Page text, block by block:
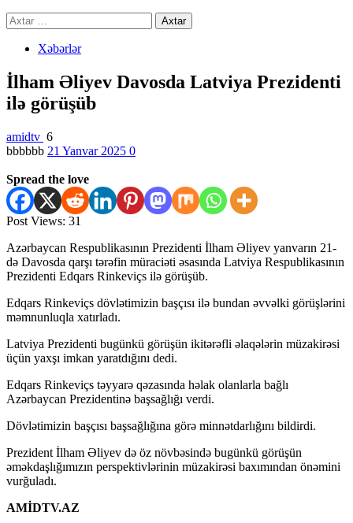
Axtarış:
Xəbərlər
İlham Əliyev Davosda Latviya Prezidenti
ilə görüşüb
amidtv 6
bbbbbb 21 Yanvar 2025 0
Spread the love
Post Views: 31
Azərbaycan Respublikasının Prezidenti İlham Əliyev yanvarın 21-
də Davosda qarşı tərəfin müraciəti əsasında Latviya Respublikasının
Prezidenti Edqars Rinkeviçs ilə görüşüb.
Edqars Rinkeviçs dövlətimizin başçısı ilə bundan əvvəlki görüşlərini
məmnunluqla xatırladı.
Latviya Prezidenti bugünkü görüşün ikitərəfli əlaqələrin müzakirəsi
üçün yaxşı imkan yaratdığını dedi.
Edqars Rinkeviçs təyyarə qəzasında həlak olanlarla bağlı
Azərbaycan Prezidentinə başsağlığı verdi.
Dövlətimizin başçısı başsağlığına görə minnətdarlığını bildirdi.
Prezident İlham Əliyev də öz növbəsində bugünkü görüşün
əməkdaşlığımızın perspektivlərinin müzakirəsi baxımından önəmini
vurğuladı.
AMİDTV.AZ